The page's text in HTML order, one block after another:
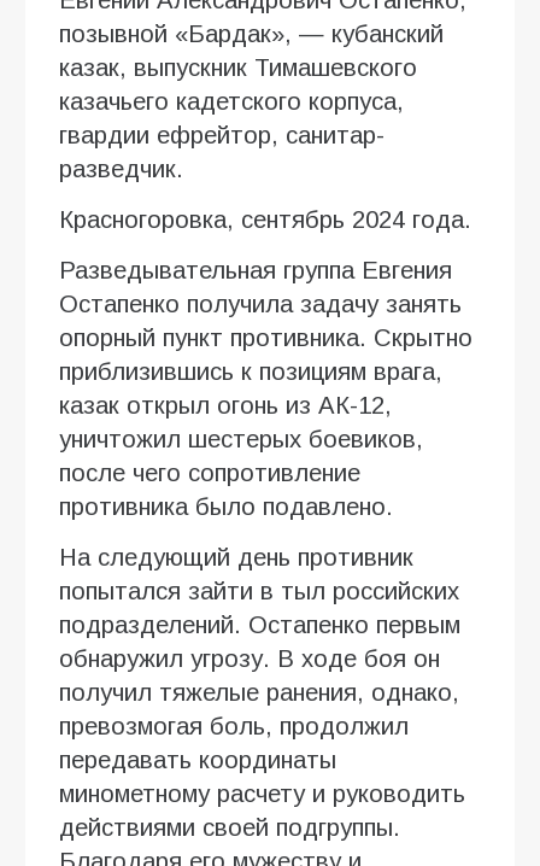
позывной «Бардак», — кубанский
казак, выпускник Тимашевского
казачьего кадетского корпуса,
гвардии ефрейтор, санитар-
разведчик.
Красногоровка, сентябрь 2024 года.
Разведывательная группа Евгения
Остапенко получила задачу занять
опорный пункт противника. Скрытно
приблизившись к позициям врага,
казак открыл огонь из АК-12,
уничтожил шестерых боевиков,
после чего сопротивление
противника было подавлено.
На следующий день противник
попытался зайти в тыл российских
подразделений. Остапенко первым
обнаружил угрозу. В ходе боя он
получил тяжелые ранения, однако,
превозмогая боль, продолжил
передавать координаты
минометному расчету и руководить
действиями своей подгруппы.
Благодаря его мужеству и